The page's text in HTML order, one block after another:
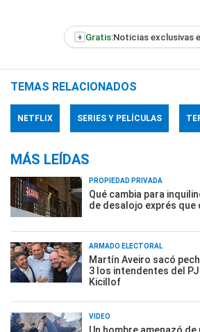
+ Gratis:Noticias exclusivas
TEMAS RELACIONADOS
NETFLIX SERIES Y PELÍCULAS
MÁS LEÍDAS
PROPIEDAD PRIVADA
Qué cambia para
de desalojo exprés que
ARMADO ELECTORAL
Martín Aveiro sacó
3 los intendentes del
Kicillof
VIDEO